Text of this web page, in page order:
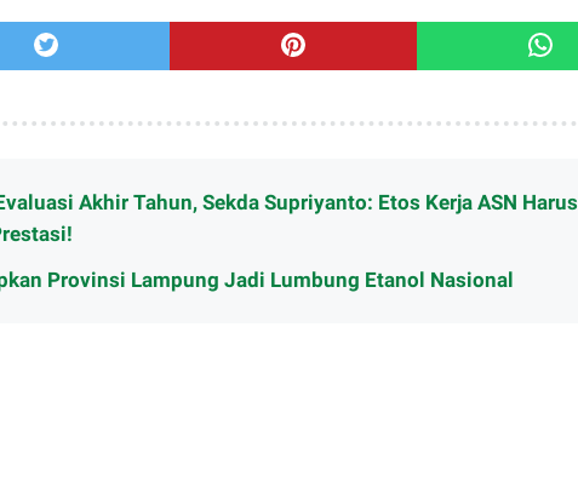
Akhir Tahun, Sekda Supriyanto: Etos Kerja ASN Harus
Provinsi Lampung Jadi Lumbung Etanol Nasional